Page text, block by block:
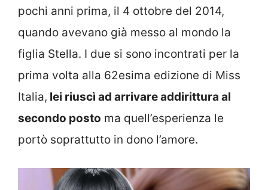
pochi anni prima, il 4 ottobre del 2014,
quando avevano già messo al mondo la
figlia Stella. I due si sono incontrati per la
prima volta alla 62esima edizione di Miss
Italia, lei riuscì ad arrivare addirittura al
secondo posto ma quell’esperienza le
portò soprattutto in dono l’amore.